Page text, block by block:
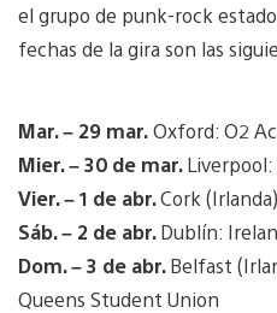
el grupo de punk-rock
fechas de la gira son las
Mar. – 29 mar.Oxford: O2
Mier. – 30 de mar.Liverpool:
Vier. – 1 de abr.Cork
Sáb. – 2 de abr.Dublín:
Dom. – 3 de abr.Belfast
Queens Student Union